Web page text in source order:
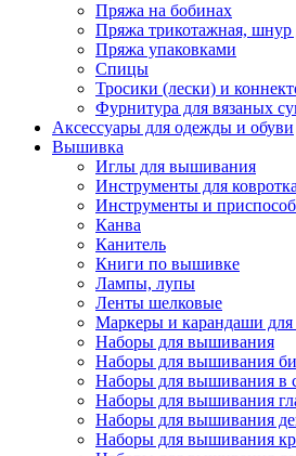
Пряжа на бобинах
Пряжа трикотажная, шнур
Пряжа упаковками
Спицы
Тросики (лески) и
Фурнитура для вязаных
Аксессуары для одежды и обуви
Вышивка
Иглы для вышивания
Инструменты для
Инструменты и
Канва
Канитель
Книги по вышивке
Лампы, лупы
Ленты шелковые
Маркеры и карандаши для
Наборы для вышивания
Наборы для вышивания
Наборы для вышивания в
Наборы для вышивания
Наборы для вышивания
Наборы для вышивания